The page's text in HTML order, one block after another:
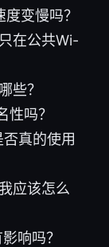
变慢吗？
在公共Wi-
些？
吗？
真的使用
应该怎么
响吗？